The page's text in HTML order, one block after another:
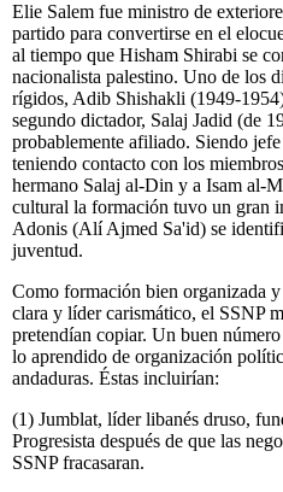
Elie Salem fue ministro de
partido para convertirse en el
al tiempo que Hisham Shirabi se
nacionalista palestino. Uno de los
rígidos, Adib Shishakli (1949-
segundo dictador, Salaj Jadid (de
probablemente afiliado. Siendo
teniendo contacto con los
hermano Salaj al-Din y a Isam al-
cultural la formación tuvo un gran
Adonis (Alí Ajmed Sa'id) se
juventud.
Como formación bien organizada
clara y líder carismático, el SSNP
pretendían copiar. Un buen
lo aprendido de organización
andaduras. Éstas incluirían:
(1) Jumblat, líder libanés druso,
Progresista después de que las
SSNP fracasaran.